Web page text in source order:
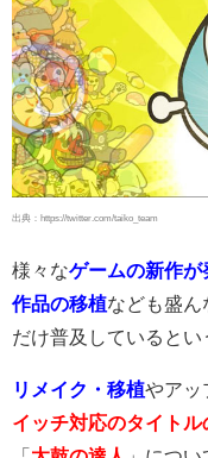
出典：https://twitter.com/taiko_team
様々なゲームの新作が
作品の移植なども盛ん
だけ普及しているとい
リメイク・移植やアッ
イッチ対応のタイトル